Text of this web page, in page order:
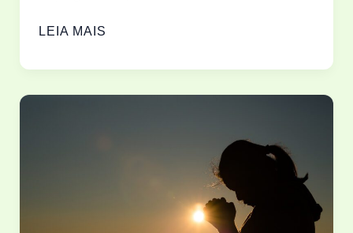
QUEM
O
LEIA MAIS